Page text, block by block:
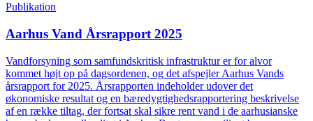
Publikation
Aarhus Vand Årsrapport 2025
Vandforsyning som samfundskritisk infrastruktur er for alvor
kommet højt op på dagsordenen, og det afspejler Aarhus Vands
årsrapport for 2025. Årsrapporten indeholder udover det
økonomiske resultat og en bæredygtighedsrapportering beskrivelse
af en række tiltag, der fortsat skal sikre rent vand i de aarhusianske